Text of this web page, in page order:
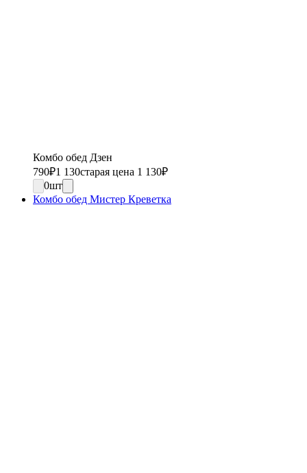
Комбо обед Дзен
790₽1 130старая цена 1 130₽
0шт
Комбо обед Мистер Креветка